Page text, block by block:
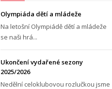
Olympiáda dětí a mládeže
Na letošní Olympiádě dětí a mládeže
se naši hrá...
Ukončení vydařené sezony
2025/2026
Nedělní celoklubovou rozlučkou jsme